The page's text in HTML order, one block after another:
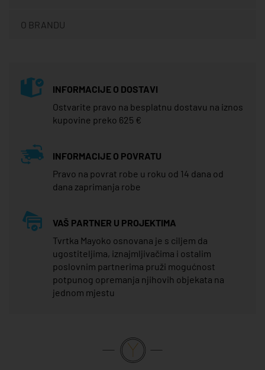
O BRANDU
INFORMACIJE O DOSTAVI
Ostvarite pravo na besplatnu dostavu na iznos
kupovine preko 625 €
INFORMACIJE O POVRATU
Pravo na povrat robe u roku od 14 dana od
dana zaprimanja robe
VAŠ PARTNER U PROJEKTIMA
Tvrtka Mayoko osnovana je s ciljem da
ugostiteljima, iznajmljivačima i ostalim
poslovnim partnerima pruži mogućnost
potpunog opremanja njihovih objekata na
jednom mjestu